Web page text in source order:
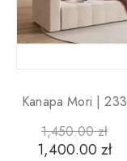
Kanapa Mori | 233
1,450.00zł
1,400.00 zł